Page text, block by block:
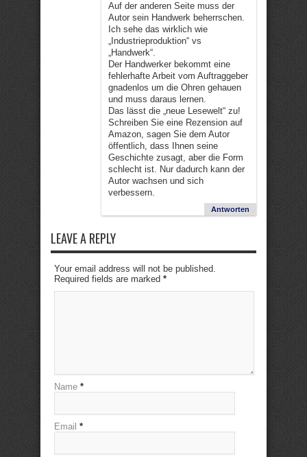
Auf der anderen Seite muss der
Autor sein Handwerk beherrschen.
Ich sehe das wirklich wie
„Industrieproduktion“ vs
„Handwerk“.
Der Handwerker bekommt eine
fehlerhafte Arbeit vom Auftraggeber
gnadenlos um die Ohren gehauen
und muss daraus lernen.
Das lässt die „neue Lesewelt“ zu!
Schreiben Sie eine Rezension auf
Amazon, sagen Sie dem Autor
öffentlich, dass Ihnen seine
Geschichte zusagt, aber die Form
schlecht ist. Nur dadurch kann der
Autor wachsen und sich
verbessern.
Antworten
LEAVE A REPLY
Your email address will not be published.
Required fields are marked *
Name *
Email *